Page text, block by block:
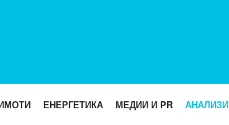
ЕНЕРГЕТИКА МЕДИИ И PR АНАЛИЗИ